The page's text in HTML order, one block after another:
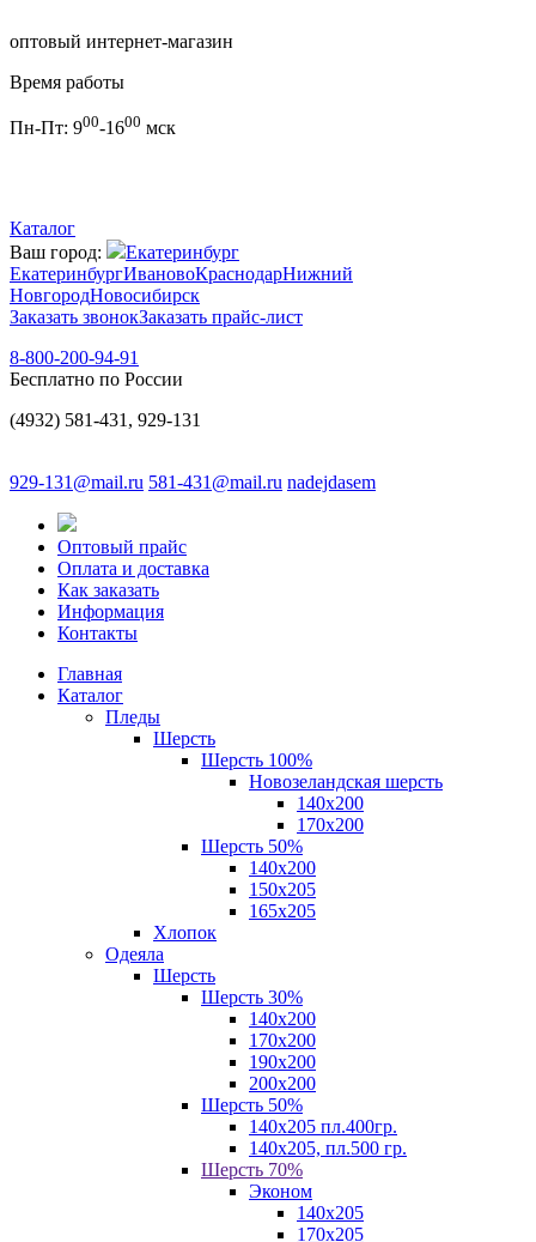
оптовый интернет-магазин
Время работы
Пн-Пт: 900-1600 мск
Каталог
Ваш город:
Екатеринбург
ЕкатеринбургИвановоКраснодарНижний
НовгородНовосибирск
Заказать звонокЗаказать прайс-лист
8-800-200-94-91
Бесплатно по России
(4932) 581-431, 929-131
929-131@mail.ru 581-431@mail.ru nadejdasem
Оптовый прайс
Оплата и доставка
Как заказать
Информация
Контакты
Главная
Каталог
Пледы
Шерсть
Шерсть 100%
Новозеландская шерсть
140х200
170x200
Шерсть 50%
140x200
150х205
165х205
Хлопок
Одеяла
Шерсть
Шерсть 30%
140х200
170х200
190х200
200х200
Шерсть 50%
140х205 пл.400гр.
140х205, пл.500 гр.
Шерсть 70%
Эконом
140х205
170х205